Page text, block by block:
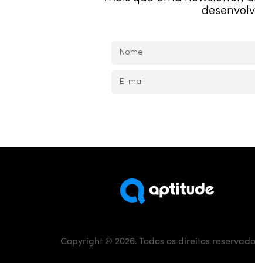
Copyright © 2026. Todos os direitos